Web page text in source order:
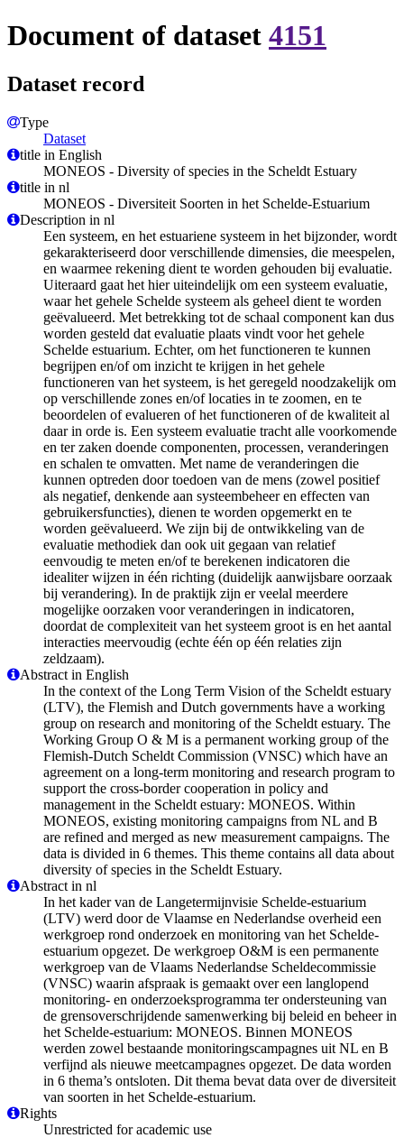
Document of dataset 4151
Dataset record
Type
Dataset
title in English
MONEOS - Diversity of species in the Scheldt Estuary
title in nl
MONEOS - Diversiteit Soorten in het Schelde-Estuarium
Description in nl
Een systeem, en het estuariene systeem in het bijzonder, wordt
gekarakteriseerd door verschillende dimensies, die meespelen,
en waarmee rekening dient te worden gehouden bij evaluatie.
Uiteraard gaat het hier uiteindelijk om een systeem evaluatie,
waar het gehele Schelde systeem als geheel dient te worden
geëvalueerd. Met betrekking tot de schaal component kan dus
worden gesteld dat evaluatie plaats vindt voor het gehele
Schelde estuarium. Echter, om het functioneren te kunnen
begrijpen en/of om inzicht te krijgen in het gehele
functioneren van het systeem, is het geregeld noodzakelijk om
op verschillende zones en/of locaties in te zoomen, en te
beoordelen of evalueren of het functioneren of de kwaliteit al
daar in orde is. Een systeem evaluatie tracht alle voorkomende
en ter zaken doende componenten, processen, veranderingen
en schalen te omvatten. Met name de veranderingen die
kunnen optreden door toedoen van de mens (zowel positief
als negatief, denkende aan systeembeheer en effecten van
gebruikersfuncties), dienen te worden opgemerkt en te
worden geëvalueerd. We zijn bij de ontwikkeling van de
evaluatie methodiek dan ook uit gegaan van relatief
eenvoudig te meten en/of te berekenen indicatoren die
idealiter wijzen in één richting (duidelijk aanwijsbare oorzaak
bij verandering). In de praktijk zijn er veelal meerdere
mogelijke oorzaken voor veranderingen in indicatoren,
doordat de complexiteit van het systeem groot is en het aantal
interacties meervoudig (echte één op één relaties zijn
zeldzaam).
Abstract in English
In the context of the Long Term Vision of the Scheldt estuary
(LTV), the Flemish and Dutch governments have a working
group on research and monitoring of the Scheldt estuary. The
Working Group O & M is a permanent working group of the
Flemish-Dutch Scheldt Commission (VNSC) which have an
agreement ​​on a long-term monitoring and research program to
support the cross-border cooperation in policy and
management in the Scheldt estuary: MONEOS. Within
MONEOS, existing monitoring campaigns from NL and B
are refined and merged as new measurement campaigns. The
data is divided in 6 themes. This theme contains all data about
diversity of species in the Scheldt Estuary.
Abstract in nl
In het kader van de Langetermijnvisie Schelde-estuarium
(LTV) werd door de Vlaamse en Nederlandse overheid een
werkgroep rond onderzoek en monitoring van het Schelde-
estuarium opgezet. De werkgroep O&M is een permanente
werkgroep van de Vlaams Nederlandse Scheldecommissie
(VNSC) waarin afspraak is gemaakt over een langlopend
monitoring- en onderzoeksprogramma ter ondersteuning van
de grensoverschrijdende samenwerking bij beleid en beheer in
het Schelde-estuarium: MONEOS. Binnen MONEOS
werden zowel bestaande monitoringscampagnes uit NL en B
verfijnd als nieuwe meetcampagnes opgezet. De data worden
in 6 thema’s ontsloten. Dit thema bevat data over de diversiteit
van soorten in het Schelde-estuarium.
Rights
Unrestricted for academic use